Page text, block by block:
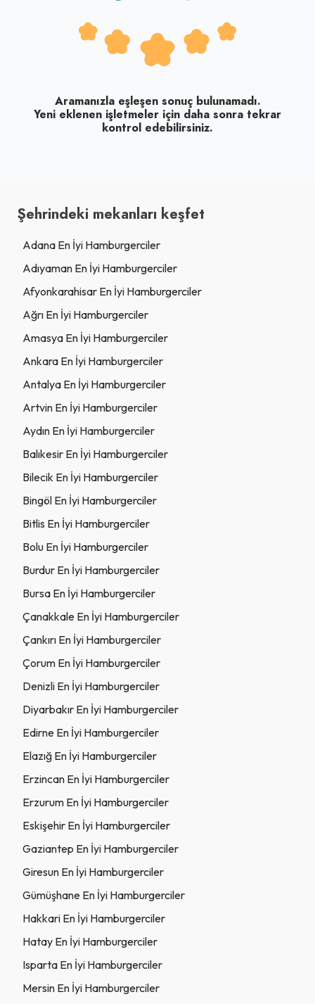
Aramanızla eşleşen sonuç bulunamadı.
Yeni eklenen işletmeler için daha sonra tekrar
kontrol edebilirsiniz.
Şehrindeki mekanları keşfet
Adana En İyi Hamburgerciler
Adıyaman En İyi Hamburgerciler
Afyonkarahisar En İyi Hamburgerciler
Ağrı En İyi Hamburgerciler
Amasya En İyi Hamburgerciler
Ankara En İyi Hamburgerciler
Antalya En İyi Hamburgerciler
Artvin En İyi Hamburgerciler
Aydın En İyi Hamburgerciler
Balıkesir En İyi Hamburgerciler
Bilecik En İyi Hamburgerciler
Bingöl En İyi Hamburgerciler
Bitlis En İyi Hamburgerciler
Bolu En İyi Hamburgerciler
Burdur En İyi Hamburgerciler
Bursa En İyi Hamburgerciler
Çanakkale En İyi Hamburgerciler
Çankırı En İyi Hamburgerciler
Çorum En İyi Hamburgerciler
Denizli En İyi Hamburgerciler
Diyarbakır En İyi Hamburgerciler
Edirne En İyi Hamburgerciler
Elazığ En İyi Hamburgerciler
Erzincan En İyi Hamburgerciler
Erzurum En İyi Hamburgerciler
Eskişehir En İyi Hamburgerciler
Gaziantep En İyi Hamburgerciler
Giresun En İyi Hamburgerciler
Gümüşhane En İyi Hamburgerciler
Hakkari En İyi Hamburgerciler
Hatay En İyi Hamburgerciler
Isparta En İyi Hamburgerciler
Mersin En İyi Hamburgerciler